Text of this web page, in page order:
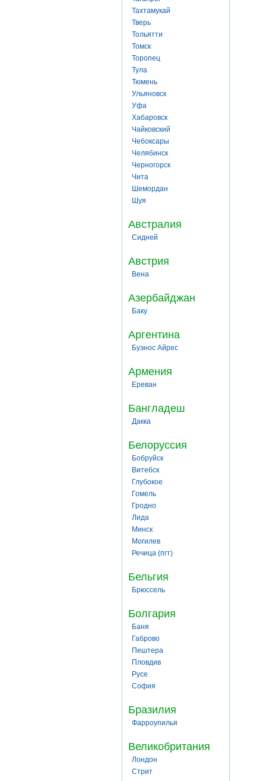
Тахтамукай
Тверь
Тольятти
Томск
Торопец
Тула
Тюмень
Ульяновск
Уфа
Хабаровск
Чайковский
Чебоксары
Челябинск
Черногорск
Чита
Шемордан
Шуя
Австралия
Сидней
Австрия
Вена
Азербайджан
Баку
Аргентина
Буэнос Айрес
Армения
Ереван
Бангладеш
Дакка
Белоруссия
Бобруйск
Витебск
Глубокое
Гомель
Гродно
Лида
Минск
Могилев
Речица (пгт)
Бельгия
Брюссель
Болгария
Баня
Габрово
Пештера
Пловдив
Русе
София
Бразилия
Фарроупилья
Великобритания
Лондон
Стрит